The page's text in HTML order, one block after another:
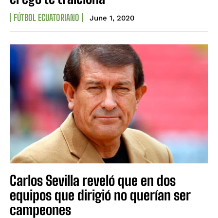
FÚTBOL ECUATORIANO June 1, 2020
Carlos Sevilla reveló que en dos
equipos que dirigió no querían ser
campeones